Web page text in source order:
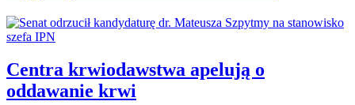
Centra krwiodawstwa apelują o
oddawanie krwi